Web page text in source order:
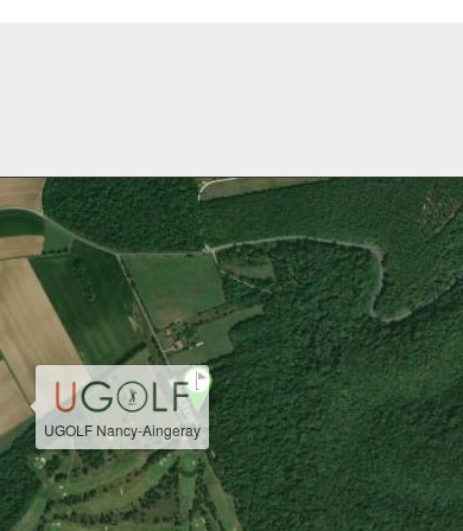
UGOLF Nancy-Aingeray